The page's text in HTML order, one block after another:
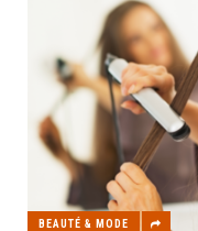
BEAUTÉ & MODE